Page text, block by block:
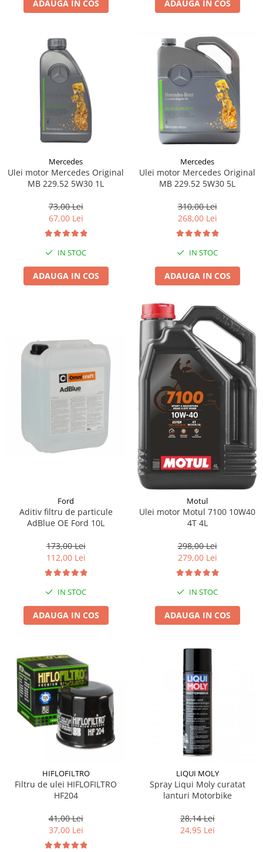
Lichid de frana
Filtre moto
Filtru combustibil
Buson golire ulei
Filtru ulei moto
Filtru aer moto
Intretinere si curatare filtre moto
Intretinere moto
Curatare moto
Covor moto
Genti bagaje moto
Suporti si placi prindere
ADAUGA IN COS ADAUGA IN COS
Mercedes
Ulei motor Mercedes Original
MB 229.52 5W30 1L
73,00 Lei
67,00 Lei
IN STOC
ADAUGA IN COS
Mercedes
Ulei motor Mercedes Original
MB 229.52 5W30 5L
310,00 Lei
268,00 Lei
IN STOC
ADAUGA IN COS
Ford
Aditiv filtru de particule
AdBlue OE Ford 10L
173,00 Lei
112,00 Lei
IN STOC
ADAUGA IN COS
Motul
Ulei motor Motul 7100 10W40
4T 4L
298,00 Lei
279,00 Lei
IN STOC
ADAUGA IN COS
HIFLOFILTRO
Filtru de ulei HIFLOFILTRO
HF204
41,00 Lei
37,00 Lei
LIQUI MOLY
Spray Liqui Moly curatat
lanturi Motorbike
28,14 Lei
24,95 Lei